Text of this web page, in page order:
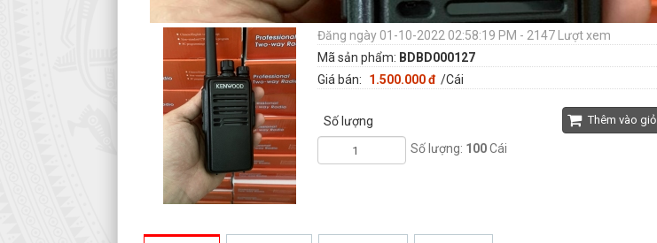
Đăng ngày 01-10-2022 02:58:19 PM - 2147 Lượt xem
Mã sản phẩm: BDBD000127
Giá bán:
1.500.000 đ /Cái
Số lượng
Số lượng: 100Cái
Thêm vào giỏ